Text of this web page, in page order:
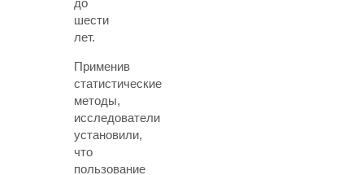
до
шести
лет.
Применив
статистические
методы,
исследователи
установили,
что
пользование